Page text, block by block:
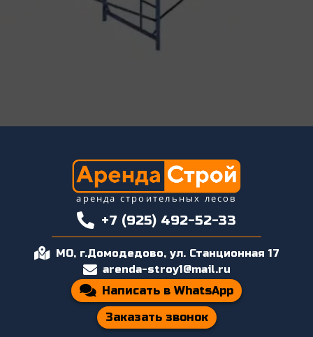
аренда строительных лесов
+7 (925) 492-52-33
МО, г.Домодедово, ул. Станционная 17
arenda-stroy1@mail.ru
Написать в WhatsApp
Заказать звонок